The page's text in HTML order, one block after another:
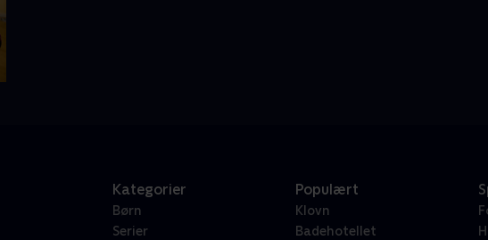
Kategorier
Børn
Serier
Populært
Klovn
Badehotellet